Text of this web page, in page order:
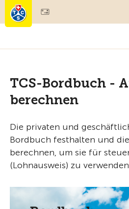
Mitgliedschaft & Leistungen
TCS-Bordbuch -
berechnen
Die privaten und
Bordbuch festhalten und
berechnen, um sie für
(Lohnausweis) zu